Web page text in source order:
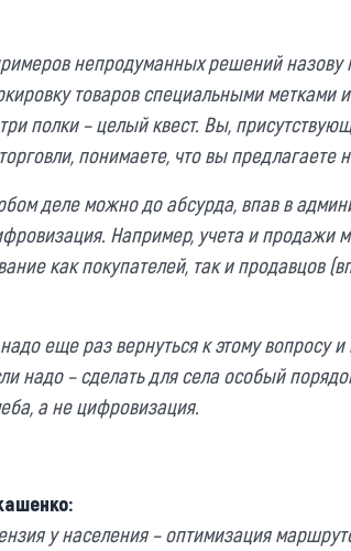
непродуманных решений
товаров специальными метками
полки – целый квест. Вы,
понимаете, что вы предлагаете
деле можно до абсурда, впав в
Например, учета и продажи
как покупателей, так и продавцов
еще раз вернуться к этому вопросу
надо – сделать для села особый
а не цифровизация.
у населения – оптимизация